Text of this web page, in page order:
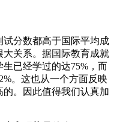
分数都高于国际平均成
关系。据国际教育成就
已经学过的达75%，而
。这也从一个方面反映
。因此值得我们认真加